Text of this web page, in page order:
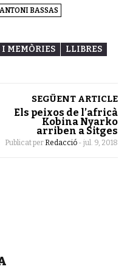
ANTONI BASSAS
MEMÒRIES
LLIBRES
SEGÜENT ARTICLE
Els peixos de l’africà
Kobina Nyarko
arriben a Sitges
Publicat per Redacció - jul. 9, 2018